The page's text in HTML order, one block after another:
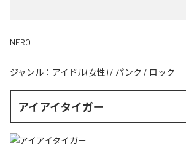
NERO
ジャンル： アイドル(女性) / パンク / ロック
アイアイタイガー